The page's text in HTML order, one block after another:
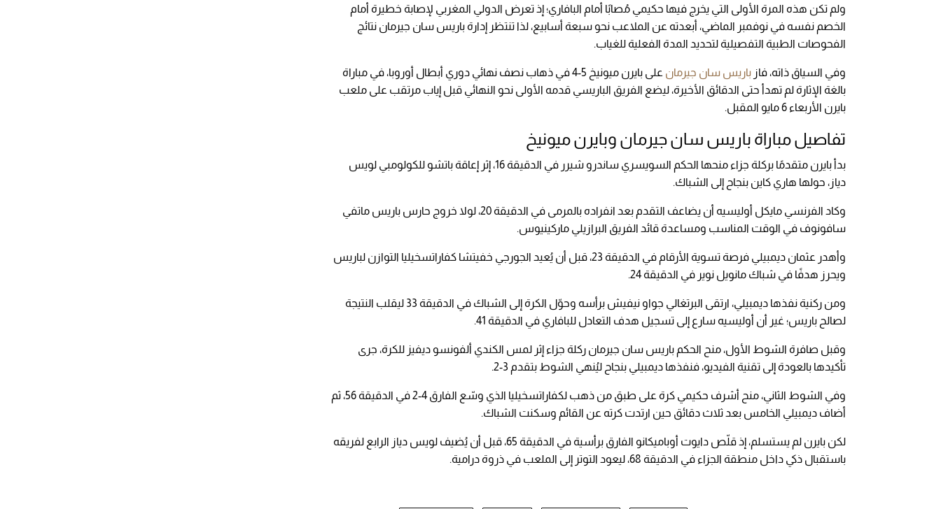
ولم تكن هذه المرة الأولى التي يخرج فيها حكيمي مُصابًا أمام البافاري؛ إذ تعرض الدولي المغربي لإصابة خطيرة أمام
الخصم نفسه في نوفمبر الماضي، أبعدته عن الملاعب نحو سبعة أسابيع، لذا تنتظر إدارة باريس سان جيرمان نتائج
الفحوصات الطبية التفصيلية لتحديد المدة الفعلية للغياب.
وفي السياق ذاته، فاز باريس سان جيرمان
على بايرن ميونيخ 5-4 في ذهاب نصف نهائي دوري أبطال أوروبا، في مباراة
بالغة الإثارة لم تهدأ حتى الدقائق الأخيرة، ليضع الفريق الباريسي قدمه الأولى نحو النهائي قبل إياب مرتقب على ملعب
بايرن الأربعاء 6 مايو المقبل.
تفاصيل مباراة باريس سان جيرمان وبايرن ميونيخ
بدأ بايرن متقدمًا بركلة جزاء منحها الحكم السويسري ساندرو شيرر في الدقيقة 16، إثر إعاقة باتشو للكولومبي لويس
دياز، حولها هاري كاين بنجاح إلى الشباك.
وكاد الفرنسي مايكل أوليسيه أن يضاعف التقدم بعد انفراده بالمرمى في الدقيقة 20، لولا خروج حارس باريس ماتفي
سافونوف في الوقت المناسب ومساعدة قائد الفريق البرازيلي ماركينيوس.
وأهدر عثمان ديمبيلي فرصة تسوية الأرقام في الدقيقة 23، قبل أن يُعيد الجورجي خفيتشا كفاراتسخيليا التوازن لباريس
ويحرز هدفًا في شباك مانويل نوير في الدقيقة 24.
ومن ركنية نفذها ديمبيلي، ارتقى البرتغالي جواو نيفيش برأسه وحوّل الكرة إلى الشباك في الدقيقة 33 ليقلب النتيجة
لصالح باريس؛ غير أن أوليسيه سارع إلى تسجيل هدف التعادل للبافاري في الدقيقة 41.
وقبل صافرة الشوط الأول، منح الحكم باريس سان جيرمان ركلة جزاء إثر لمس الكندي ألفونسو ديفيز للكرة، جرى
تأكيدها بالعودة إلى تقنية الفيديو، فنفذها ديمبيلي بنجاح ليُنهي الشوط بتقدم 3-2.
وفي الشوط الثاني، منح أشرف حكيمي كرة على طبق من ذهب لكفاراتسخيليا الذي وسّع الفارق 4-2 في الدقيقة 56، ثم
أضاف ديمبيلي الخامس بعد ثلاث دقائق حين ارتدت كرته عن القائم وسكنت الشباك.
لكن بايرن لم يستسلم، إذ قلّص دايوت أوباميكانو الفارق برأسية في الدقيقة 65، قبل أن يُضيف لويس دياز الرابع لفريقه
باستقبال ذكي داخل منطقة الجزاء في الدقيقة 68، ليعود التوتر إلى الملعب في ذروة درامية.